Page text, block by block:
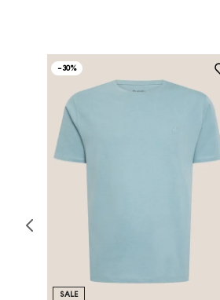
-30%
SALE